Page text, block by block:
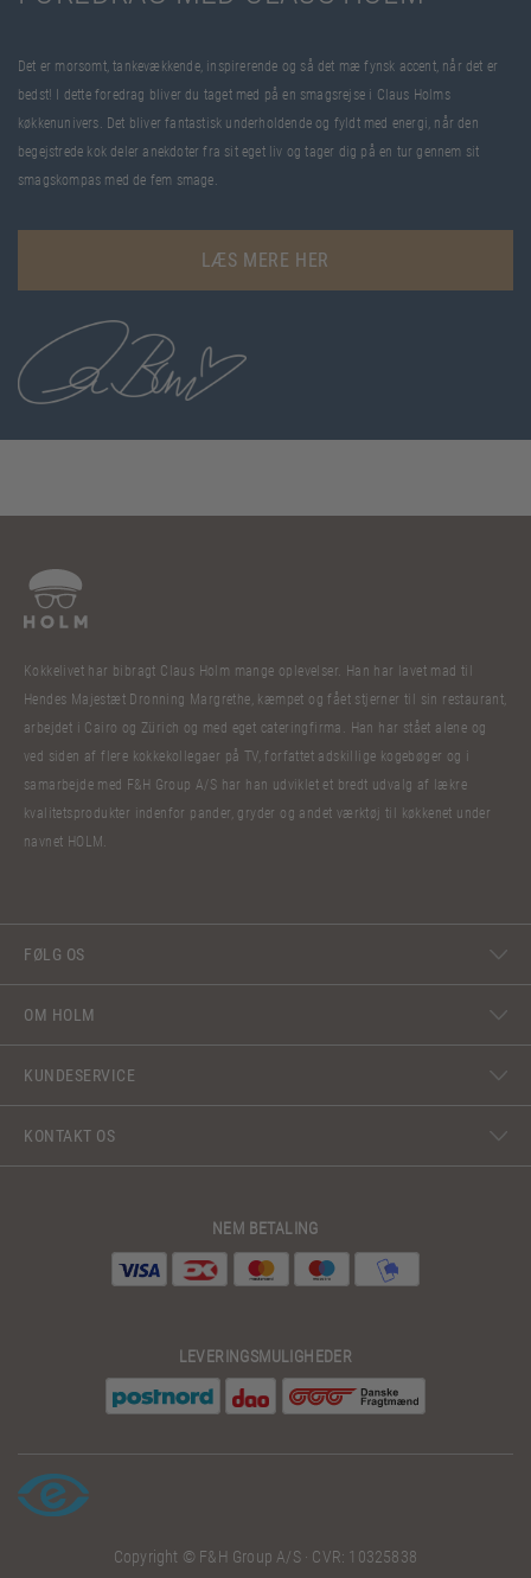
Det er morsomt, tankevækkende, inspirerende og så det mæ fynsk accent, når det er
bedst! I dette foredrag bliver du taget med på en smagsrejse i Claus Holms
køkkenunivers. Det bliver fantastisk underholdende og fyldt med energi, når den
begejstrede kok deler anekdoter fra sit eget liv og tager dig på en tur gennem sit
smagskompas med de fem smage.
LÆS MERE HER
Kokkelivet har bibragt Claus Holm mange oplevelser. Han har lavet mad til
Hendes Majestæt Dronning Margrethe, kæmpet og fået stjerner til sin restaurant,
arbejdet i Cairo og Zürich og med eget cateringfirma. Han har stået alene og
ved siden af flere kokkekollegaer på TV, forfattet adskillige kogebøger og i
samarbejde med F&H Group A/S har han udviklet et bredt udvalg af lækre
kvalitetsprodukter indenfor pander, gryder og andet værktøj til køkkenet under
navnet HOLM.
FØLG OS
OM HOLM
KUNDESERVICE
KONTAKT OS
NEM BETALING
LEVERINGSMULIGHEDER
Copyright © F&H Group A/S · CVR: 10325838